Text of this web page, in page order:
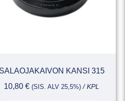
SALAOJAKAIVON KANSI 315
10,80 € (SIS. ALV 25,5%) / KPL